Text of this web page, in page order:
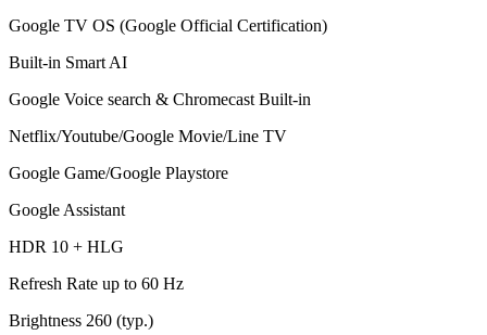
Google TV OS (Google Official Certification)
Built-in Smart AI
Google Voice search & Chromecast Built-in
Netflix/Youtube/Google Movie/Line TV
Google Game/Google Playstore
Google Assistant
HDR 10 + HLG
Refresh Rate up to 60 Hz
Brightness 260 (typ.)